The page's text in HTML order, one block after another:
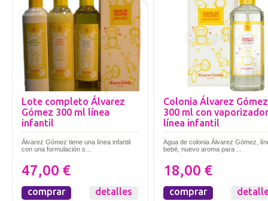
Lote completo Álvarez
Gómez 300 ml línea
infantil
Álvarez Gómez tiene una línea infantil
con una formulación s...
47,00 €
comprar detalles
Colonia Álvarez Gómez
300 ml con vaporizador
línea infantil
Agua de colonia Álvarez Gómez,
bebé, nuevo aroma para ...
18,00 €
comprar